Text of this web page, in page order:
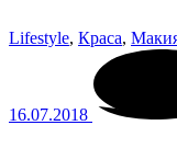
Lifestyle, Краса,
16.07.2018